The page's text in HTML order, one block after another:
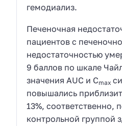
гемодиализ.
Печеночная
пациентов с
недостаточностью
9 баллов по шкале
значения AUC и Cmax
повышались
13%, соответственно,
контрольной группой